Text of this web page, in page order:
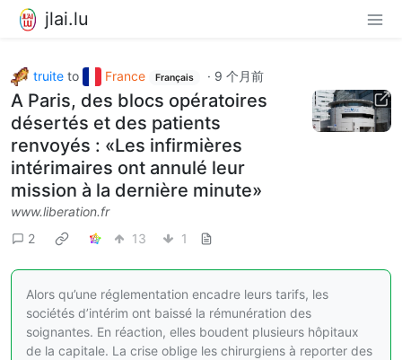
jlai.lu
truite to France Français · 9 个月前
A Paris, des blocs opératoires
désertés et des patients
renvoyés : «Les infirmières
intérimaires ont annulé leur
mission à la dernière minute»
www.liberation.fr
2
13 1
Alors qu’une réglementation encadre leurs tarifs, les
sociétés d’intérim ont baissé la rémunération des
soignantes. En réaction, elles boudent plusieurs hôpitaux
de la capitale. La crise oblige les chirurgiens à reporter des